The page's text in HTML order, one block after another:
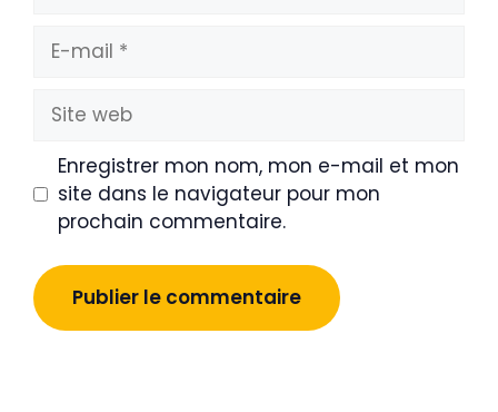
mail
Site
web
Enregistrer mon nom, mon e-mail et mon
site dans le navigateur pour mon
prochain commentaire.